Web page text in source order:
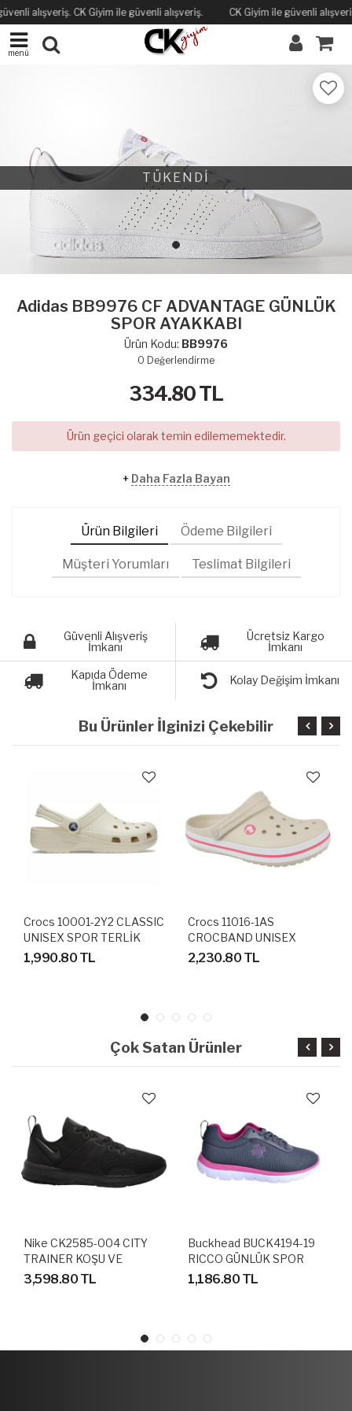
alışveriş. CK Giyim ile güvenli alışveriş. CK Giyim ile güvenli
menü
TÜKENDİ
Adidas BB9976 CF ADVANTAGE GÜNLÜK
SPOR AYAKKABI
Ürün Kodu: BB9976
0 Değerlendirme
334.80TL
Ürün geçici olarak temin edilememektedir.
+ Daha Fazla Bayan
Ürün Bilgileri Ödeme Bilgileri
Müşteri Yorumları Teslimat Bilgileri
Güvenli Alışveriş
İmkanı
Ücretsiz Kargo
İmkanı
Kapıda Ödeme
İmkanı
Kolay Değişim İmkanı
Bu Ürünler İlginizi Çekebilir
Crocs 10001-2Y2 CLASSIC
UNISEX SPOR TERLİK
SANDALET
1,990.80 TL
Crocs 11016-1AS
CROCBAND UNISEX
SANDALET TERLİK
2,230.80 TL
Çok Satan Ürünler
Nike CK2585-004 CITY
TRAINER KOŞU VE
YÜRÜYÜŞ AYAKKABISI
3,598.80 TL
Buckhead BUCK4194-19
RICCO GÜNLÜK SPOR
AYAKKABI
1,186.80 TL